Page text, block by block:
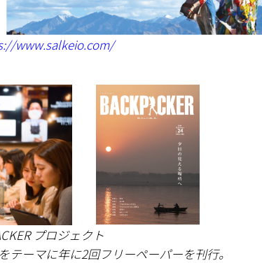
www.salkeio.com/
プロジェクト
テーマに年に2回フリーペーパーを刊行。